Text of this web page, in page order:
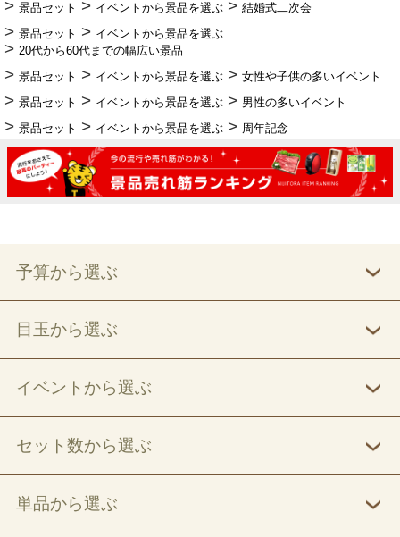
景品セット
イベントから景品を選ぶ
結婚式二次会
景品セット
イベントから景品を選ぶ
20代から60代までの幅広い景品
景品セット
イベントから景品を選ぶ
女性や子供の多いイベント
景品セット
イベントから景品を選ぶ
男性の多いイベント
景品セット
イベントから景品を選ぶ 周年記念
予算から選ぶ
目玉から選ぶ
イベントから選ぶ
セット数から選ぶ
単品から選ぶ